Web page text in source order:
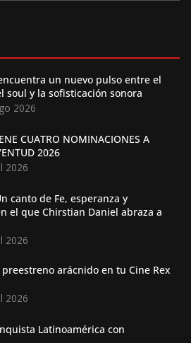
un nuevo pulso entre el
soul y la sofisticación sonora
2026
CUATRO NOMINACIONES A
2026
2026
canto de Fe, esperanza y
el que Chirstian Daniel abraza a
2026
arácnido en tu Cine Rex
2026
Latinoamérica con